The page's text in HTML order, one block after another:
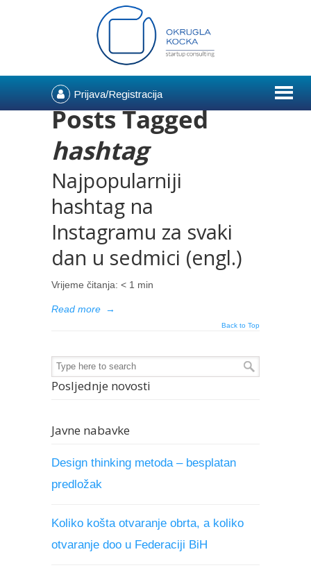
Prijava/Registracija
Posts Tagged
hashtag
Najpopularniji
hashtag na
Instagramu za svaki
dan u sedmici (engl.)
Vrijeme čitanja: < 1 min
Read more →
Back to Top
Posljednje novosti
Javne nabavke
Design thinking metoda – besplatan
predložak
Koliko košta otvaranje obrta, a koliko
otvaranje doo u Federaciji BiH